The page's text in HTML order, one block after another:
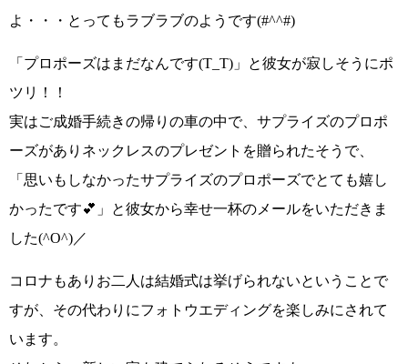
よ・・・とってもラブラブのようです(#^^#)
「プロポーズはまだなんです(T_T)」
と彼女が寂しそうにポ
ツリ！！
実はご成婚手続きの帰りの車の中で、サプライズのプロポ
ーズがありネックレスのプレゼントを贈られたそうで、
「思いもしなかったサプライズのプロポーズでとても嬉し
かったです💕」
と彼女から幸せ一杯のメールをいただきま
した(^O^)／
コロナもありお二人は結婚式は挙げられないということで
すが、その代わりにフォトウエディングを楽しみにされて
います。